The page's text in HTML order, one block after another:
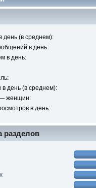
день (в среднем):
в день:
в день:
день (в среднем):
женщин:
в день:
разделов